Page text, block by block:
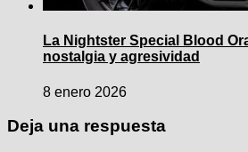
La Nightster Special Blood
nostalgia y agresividad
8 enero 2026
Deja una respuesta